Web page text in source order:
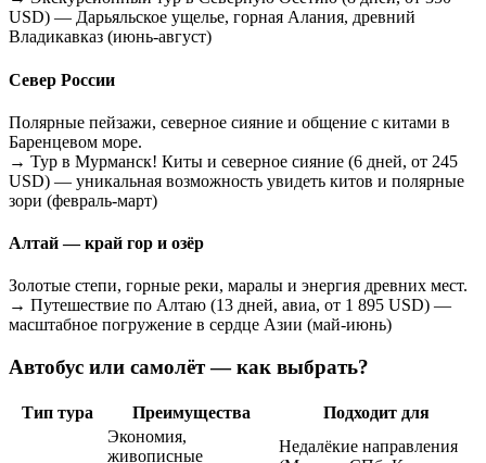
USD) — Дарьяльское ущелье, горная Алания, древний
Владикавказ (июнь-август)
Север России
Полярные пейзажи, северное сияние и общение с китами в
Баренцевом море.
→ Тур в Мурманск! Киты и северное сияние (6 дней, от 245
USD) — уникальная возможность увидеть китов и полярные
зори (февраль-март)
Алтай — край гор и озёр
Золотые степи, горные реки, маралы и энергия древних мест.
→ Путешествие по Алтаю (13 дней, авиа, от 1 895 USD) —
масштабное погружение в сердце Азии (май-июнь)
Автобус или самолёт — как выбрать?
Тип тура Преимущества
Подходит для
Экономия,
живописные
Недалёкие направления